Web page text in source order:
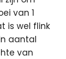
van 1
is wel flink
aantal
van